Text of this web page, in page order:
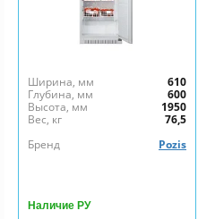
Ширина, мм
610
Глубина, мм
600
Высота, мм
1950
Вес, кг
76,5
Бренд
Pozis
Наличие РУ